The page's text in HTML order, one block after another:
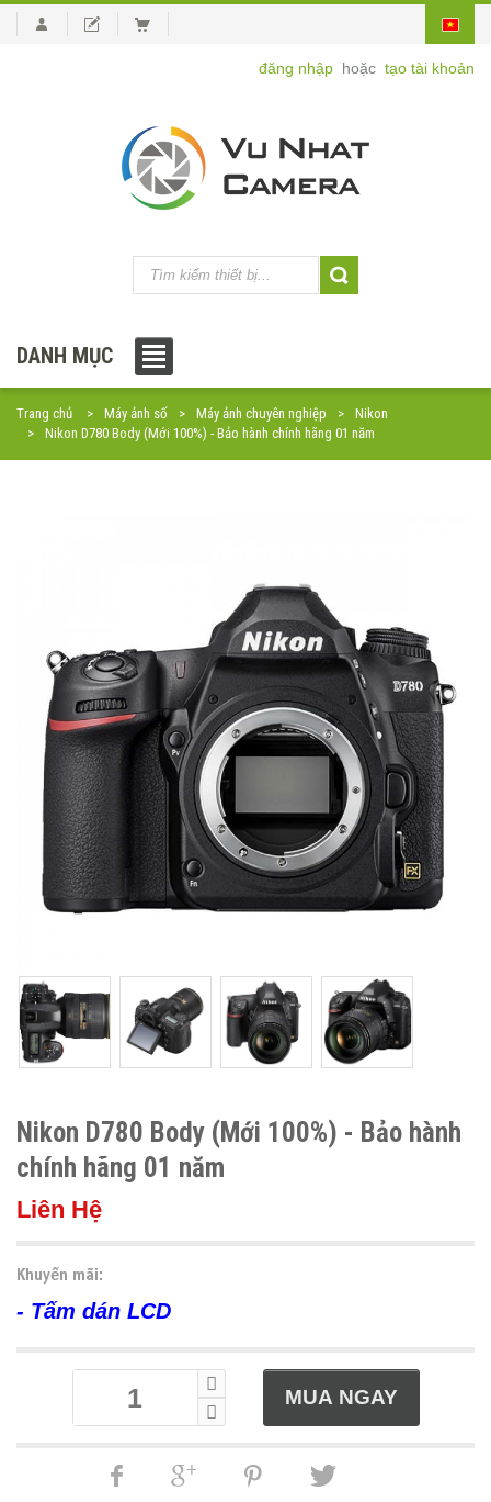
đăng nhập hoặc tạo tài khoản
DANH MỤC
Trang chủ Máy ảnh số Máy ảnh chuyên nghiệp
Nikon
Nikon D780 Body (Mới 100%) - Bảo hành chính hãng 01 năm
Nikon D780 Body (Mới 100%) - Bảo hành
chính hãng 01 năm
Liên Hệ
Khuyến mãi:
- Tấm dán LCD